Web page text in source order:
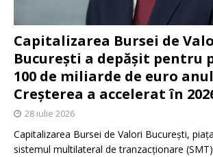
Capitalizarea Bursei de
București a depășit pentru
100 de miliarde de euro
Creșterea a accelerat în
28 iulie 2026
Capitalizarea Bursei de Valori București,
sistemul multilateral de tranzacționare